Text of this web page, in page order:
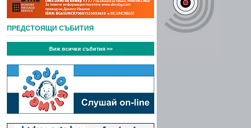
ПРЕДСТОЯЩИ СЪБИТИЯ
Виж всички събития >>